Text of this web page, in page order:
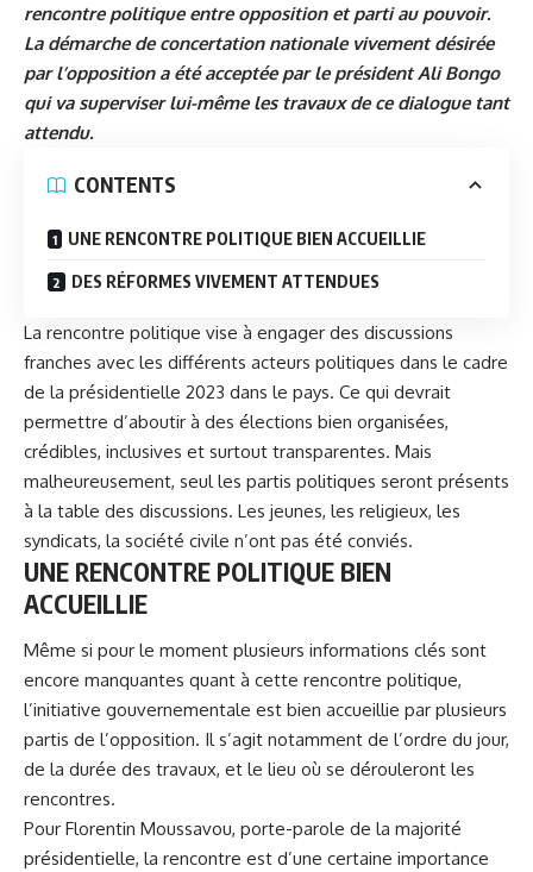
rencontre politique entre opposition et parti au pouvoir.
La démarche de concertation nationale vivement désirée
par l’opposition a été acceptée par le présidentAli Bongo
qui va superviser lui-même les travaux de ce dialogue tant
attendu.
CONTENTS
UNE RENCONTRE POLITIQUE BIEN ACCUEILLIE
DES RÉFORMES VIVEMENT ATTENDUES
La rencontre politique vise à engager des discussions
franches avec les différents acteurs politiques dans le cadre
de la présidentielle 2023 dans le pays. Ce qui devrait
permettre d’aboutir à des élections bien organisées,
crédibles, inclusives et surtout transparentes. Mais
malheureusement, seul les partis politiques seront présents
à la table des discussions. Les jeunes, les religieux, les
syndicats, la société civile n’ont pas été conviés.
UNE RENCONTRE POLITIQUE BIEN
ACCUEILLIE
Même si pour le moment plusieurs informations clés sont
encore manquantes quant à cette rencontre politique,
l’initiative gouvernementale est bien accueillie par plusieurs
partis de l’opposition. Il s’agit notamment de l’ordre du jour,
de la durée des travaux, et le lieu où se dérouleront les
rencontres.
Pour Florentin Moussavou, porte-parole de la majorité
présidentielle, la rencontre est d’une certaine importance